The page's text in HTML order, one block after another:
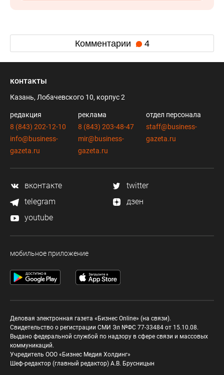
Комментарии 4
контакты
Казань, Лобачевского 10, корпус 2
редакция
8 (843) 202-12-10
info@business-
gazeta.ru
реклама
8 (843) 203-48-47
mir@business-
gazeta.ru
отдел персонала
staff@business-
gazeta.ru
вконтакте
twitter
telegram
дзен
youtube
мобильное приложение
Деловая электронная газета «Бизнес Online» (на связи).
Свидетельство о регистрации СМИ Эл №ФС 77-33484 от 15.10.08.
Выдано федеральной службой по надзору в сфере связи и массовых
коммуникаций.
Учредитель ООО «Бизнес Медия Холдинг»
Шеф-редактор (главный редактор) А.В. Брусницын